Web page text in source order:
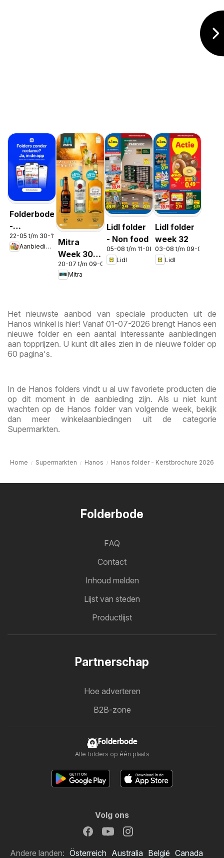
Folderbode
-
Aanbiedingen
in de app
22-05 t/m 30-11-2026
Aanbiedingen
Mitra
Week 30 &
31
20-07 t/m 09-08-2026
Mitra
Lidl folder
- Non food
05-08 t/m 11-08-2026
Lidl
Lidl folder
week 32
03-08 t/m 09-08-2026
Lidl
Het nieuwste aanbod van speciale producten uit de
Hanos winkel is hier! Vanaf 01-07-2026 brengt Hanos een
nieuwe folder en een aantal interessante aanbiedingen
aan topprijzen. U kunt dit alles zien in de nieuwe folder op
60 pagina's.
In de Hanos folders vindt u al uw favoriete producten die
op dit moment in de aanbieding zijn. Als u niet kunt
wachten op de Hanos folder van volgende week, bekijk
dan meer winkelaanbiedingen uit de categorie
Supermarkten.
Home Supermarkten Hanos Hanos folder - Kerstbrochure 2026
Folderbode
FAQ
Contact
Inhoud melden
Lijst van steden
Productlijst
Partnerschap
Hoe adverteren
B2B-zone
Folderbode
Alle folders op één plaats
Volg ons
Andere landen: Österreich Australia België Canada